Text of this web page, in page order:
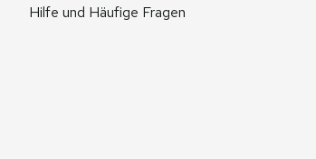
Hilfe und Häufige Fragen